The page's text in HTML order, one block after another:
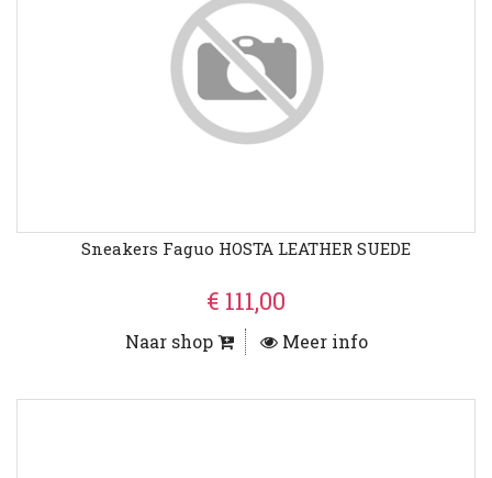
Sneakers Faguo HOSTA LEATHER SUEDE
€ 111,00
Naar shop Meer info